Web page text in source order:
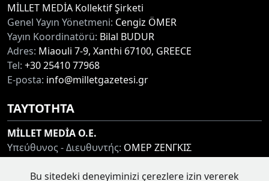
MİLLET MEDİA Kollektif Şirketi
Genel Yayın Yönetmeni: Cengiz ÖMER
Yayın Koordinatörü: Bilal BUDUR
Adres: Miaouli 7-9, Xanthi 67100, GREECE
Tel: +30 25410 77968
E-posta: info@milletgazetesi.gr
ΤΑΥΤΟΤΗΤΑ
MİLLET MEDİA O.E.
Υπεύθυνος - Διευθυντής: ΟΜΕΡ ΖΕΝΓΚΙΣ
Διεύθυνση:ΜΙΑΟΥΛΗ 7-9, ΞΑΝΘΗ 67100
Bu sitedeki deneyiminizi çerezlere izin vererek